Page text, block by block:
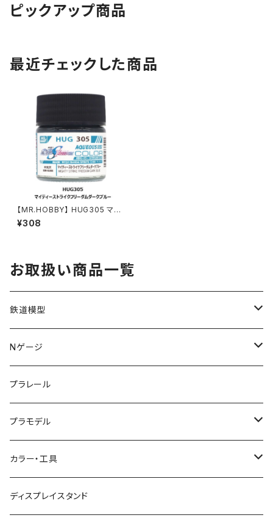
ピックアップ商品
最近チェックした商品
【MR.HOBBY】 HUG305 マイ
ティーストライクフリーダムダー
クブルー 水性ガンダムSEED F
¥308
お取扱い商品一覧
鉄道模型
KATO (N)
TOMIX (N)
マイクロエース (N)
グリーンマックス (N)
その他メーカー (N)
Nゲージ
車両
入門セット
レール
ストラクチャー
プラレール
プラモデル
ガンプラ
PG
カーモデル（車プラモ）
カラー・工具
工具（ツール）
ディスプレイスタンド